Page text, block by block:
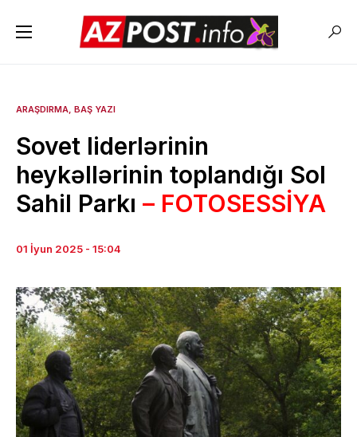
ARAŞDIRMA BAŞ YAZI
Sovet liderlərinin
heykəllərinin toplandığı Sol
Sahil Parkı – FOTOSESSİYA
01 İyun 2025 - 15:04